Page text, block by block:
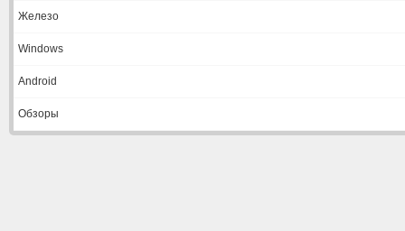
Железо
Windows
Android
Обзоры